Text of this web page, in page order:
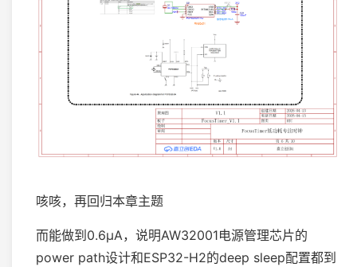
咳咳，再回归本章主题
而能做到0.6μA，说明AW32001电源管理芯片的
power path设计和ESP32-H2的deep sleep配置都到